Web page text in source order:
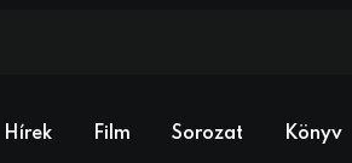
Hírek Film Sorozat Könyv